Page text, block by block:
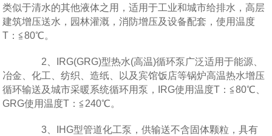
类似于清水的其他液体之用，适用于工业和城市给排水，高层
建筑增压送水，园林灌溉，消防增压及设备配套，使用温度
T：≦80℃。
2、IRG(GRG)型热水(高温)循环泵广泛适用于能源、
冶金、化工、纺织、造纸、以及宾馆饭店等锅炉高温热水增压
循环输送及城市采暖系统循环用泵，IRG使用温度T：≦80℃、
GRG使用温度T：≦240℃。
3、IHG型管道化工泵，供输送不含固体颗粒，具有